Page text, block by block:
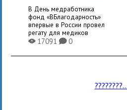
В День медработника
фонд «ВБлагодарность»
впервые в России провел
регату для медиков
X17091K0
????????...